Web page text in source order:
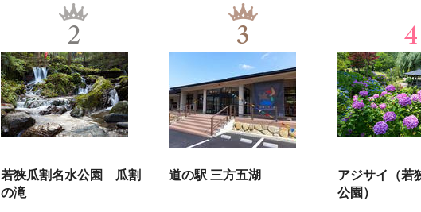
2
若狭瓜割名水公園 瓜割
の滝
3
道の駅 三方五湖
4
アジサイ（若
公園）